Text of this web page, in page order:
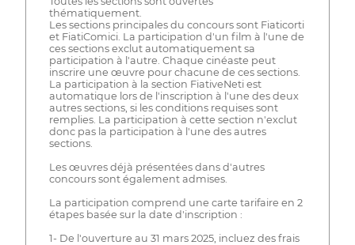
thématiquement.
Les sections principales du concours sont Fiaticorti
et FiatiComici. La participation d'un film à l'une de
ces sections exclut automatiquement sa
participation à l'autre. Chaque cinéaste peut
inscrire une œuvre pour chacune de ces sections.
La participation à la section FiativeNeti est
automatique lors de l'inscription à l'une des deux
autres sections, si les conditions requises sont
remplies. La participation à cette section n'exclut
donc pas la participation à l'une des autres
sections.
Les œuvres déjà présentées dans d'autres
concours sont également admises.
La participation comprend une carte tarifaire en 2
étapes basée sur la date d'inscription :
1- De l'ouverture au 31 mars 2025, incluez des frais